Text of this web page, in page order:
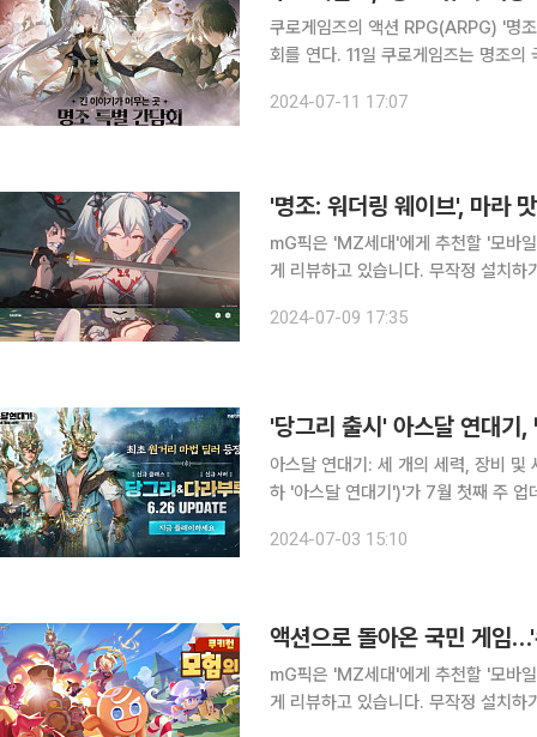
쿠로게임즈의 액션 RPG(ARPG) '명
회를 연다. 11일 쿠로게임즈는 명조의 국내 공식 트위터를 통해 "8월 초 특별 간담회를 연다"고 밝혔
듣고 서로의 생각을 나누고자 간담회
2024-07-11 17:07
mG픽은 'MZ세대'에게 추천할 '모바
게 리뷰하고 있습니다. 무작정 설치
임, 좋아하세요? '명조: 워더
2024-07-09 17:35
아스달 연대기: 세 개의 세력, 장비 및 세력전 밸런스 조정 넷마
하 '아스달 연대기')'가 7월 첫째 주 업
딜러 '당그리'를 출시했다. 당그리는
2024-07-03 15:10
액션으로 돌아온 국민 게임
mG픽은 'MZ세대'에게 추천할 '모바
게 리뷰하고 있습니다. 무작정 설치